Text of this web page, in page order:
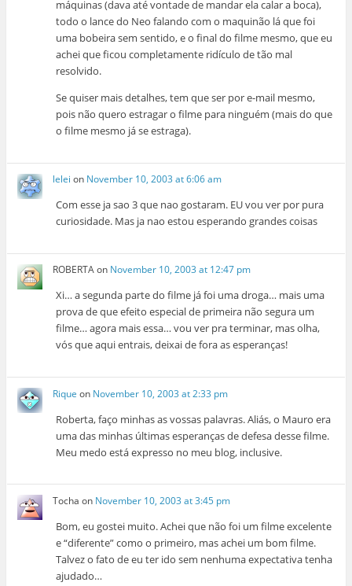
máquinas (dava até vontade de mandar ela calar a boca),
todo o lance do Neo falando com o maquinão lá que foi
uma bobeira sem sentido, e o final do filme mesmo, que eu
achei que ficou completamente ridículo de tão mal
resolvido.
Se quiser mais detalhes, tem que ser por e-mail mesmo,
pois não quero estragar o filme para ninguém (mais do que
o filme mesmo já se estraga).
lelei on November 10, 2003 at 6:06 am
Com esse ja sao 3 que nao gostaram. EU vou ver por pura
curiosidade. Mas ja nao estou esperando grandes coisas
ROBERTAon November 10, 2003 at 12:47 pm
Xi… a segunda parte do filme já foi uma droga… mais uma
prova de que efeito especial de primeira não segura um
filme… agora mais essa… vou ver pra terminar, mas olha,
vós que aqui entrais, deixai de fora as esperanças!
Rique on November 10, 2003 at 2:33 pm
Roberta, faço minhas as vossas palavras. Aliás, o Mauro era
uma das minhas últimas esperanças de defesa desse filme.
Meu medo está expresso no meu blog, inclusive.
Tocha on November 10, 2003 at 3:45 pm
Bom, eu gostei muito. Achei que não foi um filme excelente
e “diferente” como o primeiro, mas achei um bom filme.
Talvez o fato de eu ter ido sem nenhuma expectativa tenha
ajudado…